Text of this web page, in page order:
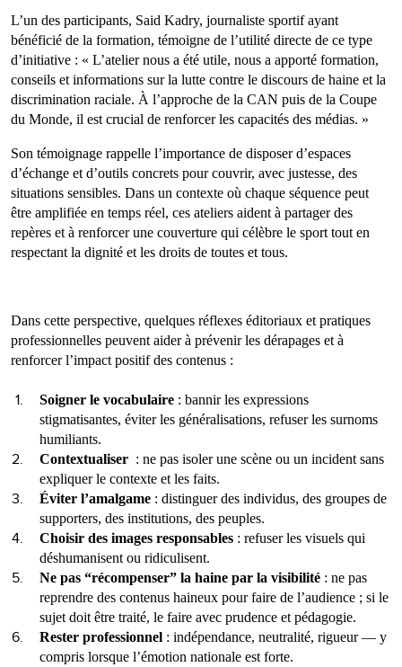
L’un des participants, Said Kadry, journaliste sportif ayant
bénéficié de la formation, témoigne de l’utilité directe de ce type
d’initiative : « L’atelier nous a été utile, nous a apporté formation,
conseils et informations sur la lutte contre le discours de haine et la
discrimination raciale. À l’approche de la CAN puis de la Coupe
du Monde, il est crucial de renforcer les capacités des médias. »
Son témoignage rappelle l’importance de disposer d’espaces
d’échange et d’outils concrets pour couvrir, avec justesse, des
situations sensibles. Dans un contexte où chaque séquence peut
être amplifiée en temps réel, ces ateliers aident à partager des
repères et à renforcer une couverture qui célèbre le sport tout en
respectant la dignité et les droits de toutes et tous.
Dans cette perspective, quelques réflexes éditoriaux et pratiques
professionnelles peuvent aider à prévenir les dérapages et à
renforcer l’impact positif des contenus :
Soigner le vocabulaire : bannir les expressions
stigmatisantes, éviter les généralisations, refuser les surnoms
humiliants.
Contextualiser : ne pas isoler une scène ou un incident sans
expliquer le contexte et les faits.
Éviter l’amalgame : distinguer des individus, des groupes de
supporters, des institutions, des peuples.
Choisir des images responsables : refuser les visuels qui
déshumanisent ou ridiculisent.
Ne pas “récompenser” la haine par la visibilité : ne pas
reprendre des contenus haineux pour faire de l’audience ; si le
sujet doit être traité, le faire avec prudence et pédagogie.
Rester professionnel : indépendance, neutralité, rigueur — y
compris lorsque l’émotion nationale est forte.